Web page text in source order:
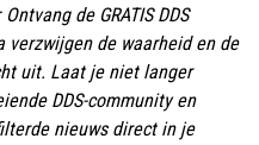
de GRATIS DDS
verzwijgen de waarheid en de
uit. Laat je niet langer
DDS-community en
nieuws direct in je